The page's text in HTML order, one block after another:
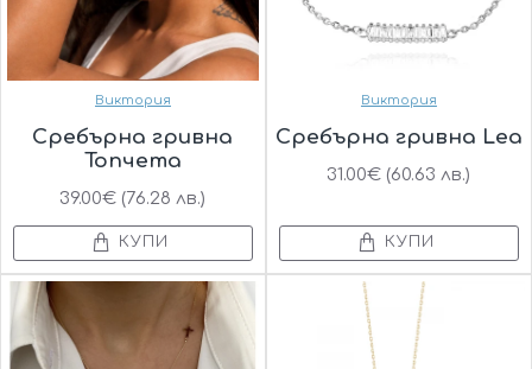
Виктория
Сребърна гривна
Топчета
39.00€ (76.28 лв.)
КУПИ
Виктория
Сребърна гривна Lea
31.00€ (60.63 лв.)
КУПИ